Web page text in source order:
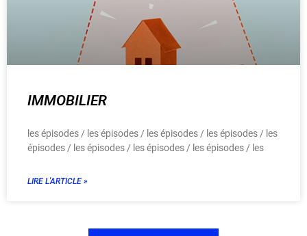
IMMOBILIER
les épisodes / les épisodes / les épisodes / les épisodes / les
épisodes / les épisodes / les épisodes / les épisodes / les
LIRE L'ARTICLE »